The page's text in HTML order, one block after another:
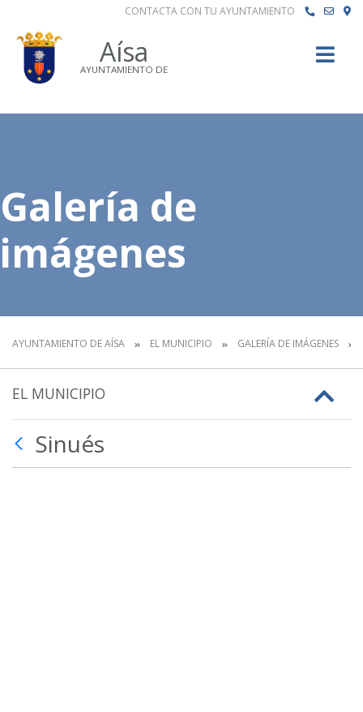
CONTACTA CON TU AYUNTAMIENTO
Aísa
AYUNTAMIENTO DE
Galería de
imágenes
AYUNTAMIENTO DE AÍSA EL MUNICIPIO GALERÍA DE IMÁGENES
EL MUNICIPIO
Sinués